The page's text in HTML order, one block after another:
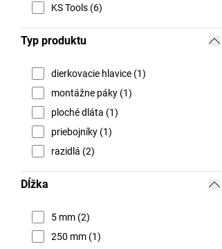
KS Tools (6)
Typ produktu
dierkovacie hlavice (1)
montážne páky (1)
ploché dláta (1)
priebojníky (1)
razidlá (2)
Dĺžka
5 mm (2)
250 mm (1)